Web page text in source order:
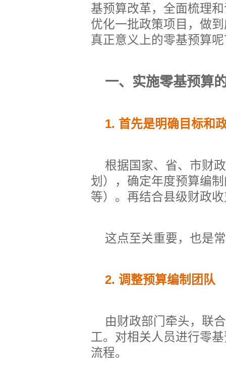
基预算改革，全面梳理
优化一批政策项目，做
真正意义上的零基预算
一、实施零基预算
1. 首先是明确目标和
根据国家、省、市财
划），确定年度预算编
等）。再结合县级财政
这点至关重要，也是
2. 调整预算编制团队
由财政部门牵头，联
工。对相关人员进行零
流程。